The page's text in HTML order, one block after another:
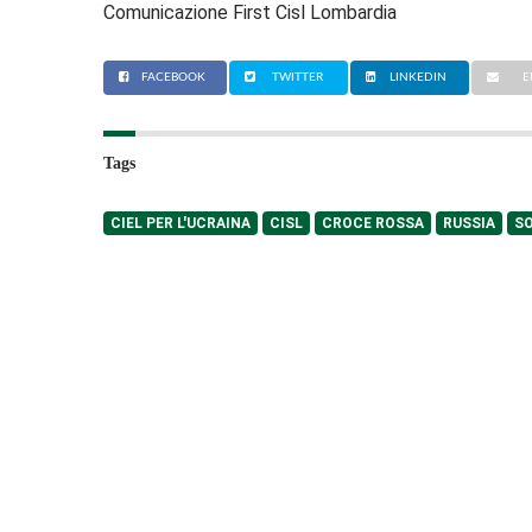
Comunicazione First Cisl Lombardia
FACEBOOK TWITTER LINKEDIN
Tags
CIEL PER L'UCRAINA CISL CROCE ROSSA RUSSIA